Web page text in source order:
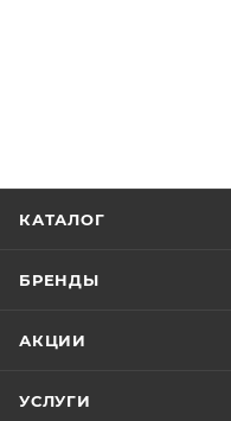
КАТАЛОГ
БРЕНДЫ
АКЦИИ
УСЛУГИ